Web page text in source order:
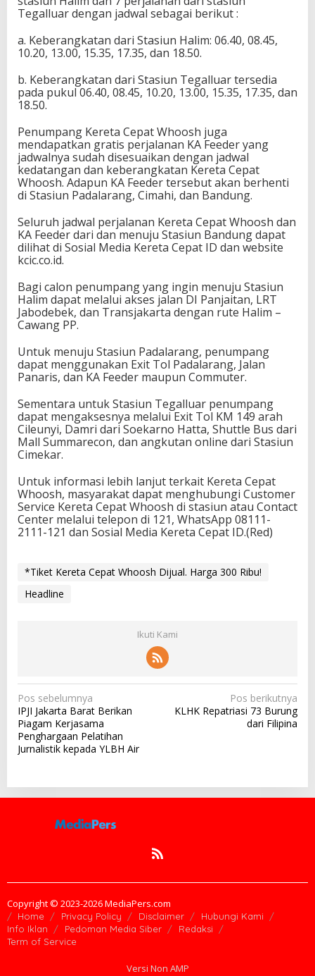
Tegalluar dengan jadwal sebagai berikut :
a. Keberangkatan dari Stasiun Halim: 06.40, 08.45,
10.20, 13.00, 15.35, 17.35, dan 18.50.
b. Keberangkatan dari Stasiun Tegalluar tersedia
pada pukul 06.40, 08.45, 10.20, 13.00, 15.35, 17.35, dan
18.50.
Penumpang Kereta Cepat Whoosh juga
mendapatkan gratis perjalanan KA Feeder yang
jadwalnya sudah disesuaikan dengan jadwal
kedatangan dan keberangkatan Kereta Cepat
Whoosh. Adapun KA Feeder tersebut akan berhenti
di Stasiun Padalarang, Cimahi, dan Bandung.
Seluruh jadwal perjalanan Kereta Cepat Whoosh dan
KA Feeder dari dan menuju Stasiun Bandung dapat
dilihat di Sosial Media Kereta Cepat ID dan website
kcic.co.id.
Bagi calon penumpang yang ingin menuju Stasiun
Halim dapat melalui akses jalan DI Panjaitan, LRT
Jabodebek, dan Transjakarta dengan rute Halim –
Cawang PP.
Untuk menuju Stasiun Padalarang, penumpang
dapat menggunakan Exit Tol Padalarang, Jalan
Panaris, dan KA Feeder maupun Commuter.
Sementara untuk Stasiun Tegalluar penumpang
dapat mengaksesnya melalui Exit Tol KM 149 arah
Cileunyi, Damri dari Soekarno Hatta, Shuttle Bus dari
Mall Summarecon, dan angkutan online dari Stasiun
Cimekar.
Untuk informasi lebih lanjut terkait Kereta Cepat
Whoosh, masyarakat dapat menghubungi Customer
Service Kereta Cepat Whoosh di stasiun atau Contact
Center melalui telepon di 121, WhatsApp 08111-
2111-121 dan Sosial Media Kereta Cepat ID.(Red)
*Tiket Kereta Cepat Whoosh Dijual. Harga 300 Ribu!
Headline
Ikuti Kami
N
a
v
i
a
Pos sebelumnya
IPJI Jakarta Barat Berikan
Piagam Kerjasama
Penghargaan Pelatihan
Jurnalistik kepada YLBH Air
Pos berikutnya
KLHK Repatriasi 73 Burung
dari Filipina
Copyright © 2023-2026 MediaPers.com
Home Privacy Policy Disclaimer
Hubungi Kami
Info Iklan
Pedoman Media Siber
Redaksi
Term of Service
Versi Non AMP